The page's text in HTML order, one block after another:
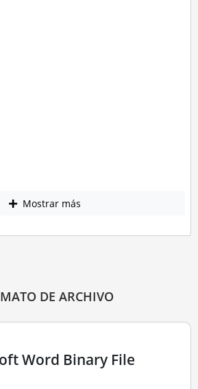
Mostrar más
DE ARCHIVO
Word Binary File